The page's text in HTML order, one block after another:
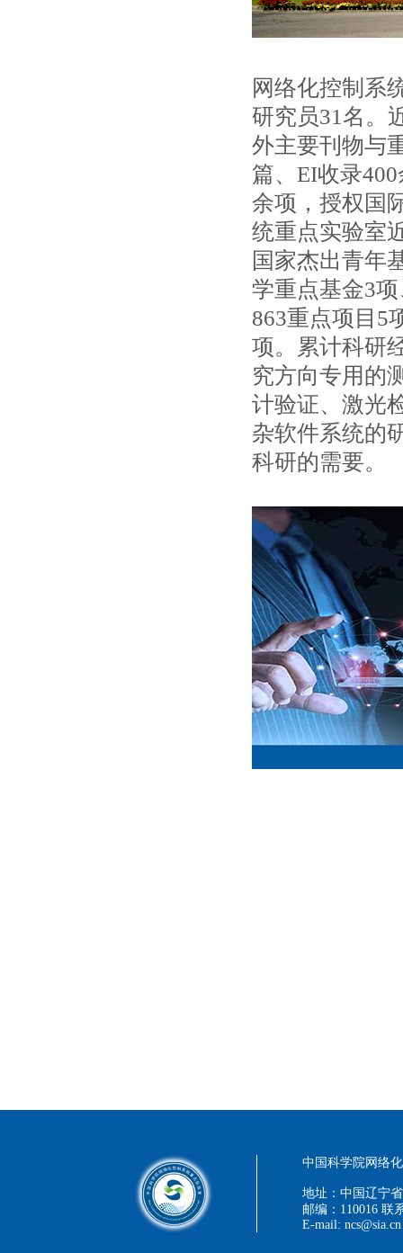
网络化控制系
研究员31名。
外主要刊物与
篇、EI收录
余项，授权国
统重点实验室
国家杰出青年
学重点基金3
863重点项目5
项。累计科研
究方向专用的
计验证、激光
杂软件系统的
科研的需要。
中国科学院网络
地址：中国辽宁
邮编：110016 联
E-mail: ncs@sia.cn